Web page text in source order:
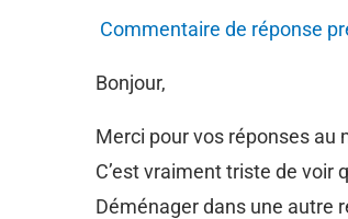
Commentaire de réponse
Bonjour,
Merci pour vos réponses au
C’est vraiment triste de voir
Déménager dans une autre